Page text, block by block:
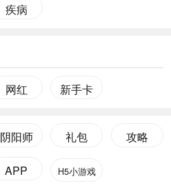
疾病
网红 新手卡
阴阳师 礼包 攻略
APP H5小游戏